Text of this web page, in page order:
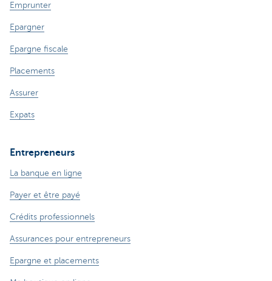
Emprunter
Epargner
Epargne fiscale
Placements
Assurer
Expats
Entrepreneurs
La banque en ligne
Payer et être payé
Crédits professionnels
Assurances pour entrepreneurs
Epargne et placements